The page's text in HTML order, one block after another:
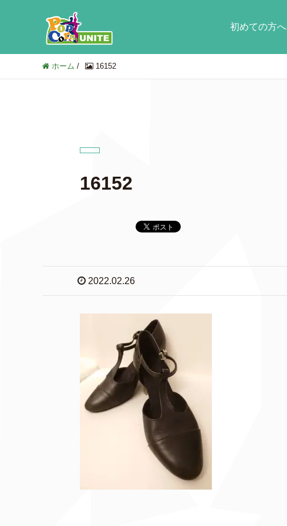
初めての方へ
ホーム / 16152
16152
2022.02.26